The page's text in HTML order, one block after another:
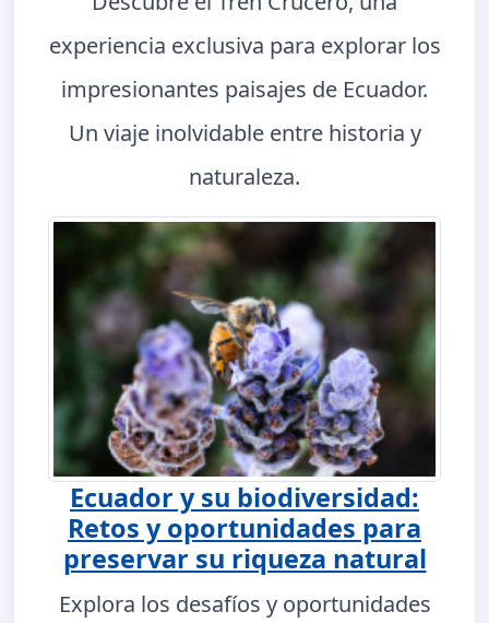
experiencia exclusiva para explorar los
impresionantes paisajes de Ecuador.
Un viaje inolvidable entre historia y
naturaleza.
Ecuador y su biodiversidad:
Retos y oportunidades para
preservar su riqueza natural
Explora los desafíos y oportunidades